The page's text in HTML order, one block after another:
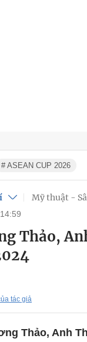
# ASEAN CUP 2026
Mỹ thuật -
Thảo,
tác giả
Thảo, Anh